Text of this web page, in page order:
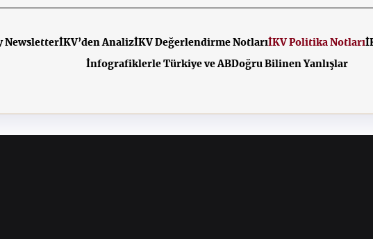
NewsletterİKV’den AnalizİKV Değerlendirme NotlarıİKV Politika Notları
İnfografiklerle Türkiye ve ABDoğru Bilinen Yanlışlar